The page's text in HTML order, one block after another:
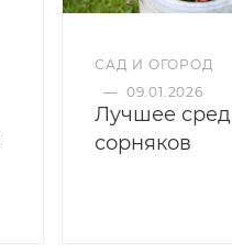
САД И ОГОРОД
— 09.01.2026
Лучшее
сорняков